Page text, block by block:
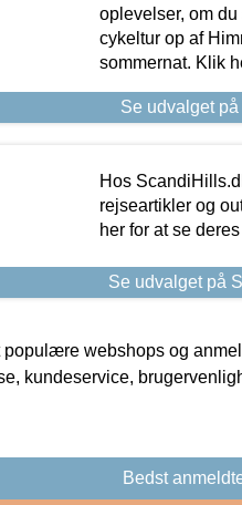
oplevelser, om
cykeltur op af
sommernat. Klik
Se udvalget
Hos
rejseartikler og
her for at se
Se udvalget på
webshops og
kundeservice,
Bedst